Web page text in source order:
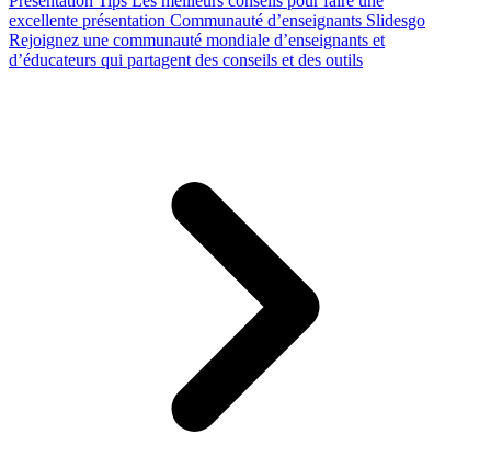
excellente présentation Communauté d’enseignants Slidesgo
Rejoignez une communauté mondiale d’enseignants et
d’éducateurs qui partagent des conseils et des outils